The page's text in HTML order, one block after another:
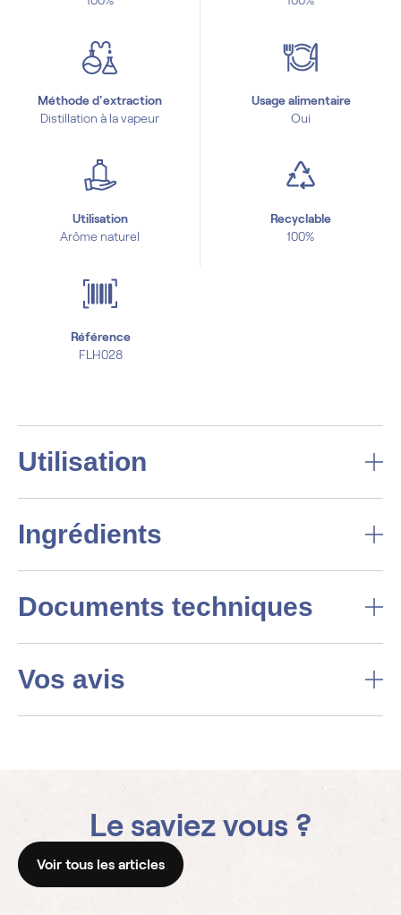
Méthode d'extraction
Distillation à la vapeur
Usage alimentaire
Oui
Utilisation
Arôme naturel
Recyclable
100%
Référence
FLH028
Utilisation
Ingrédients
Documents techniques
Vos avis
Le saviez vous ?
Voir tous les articles